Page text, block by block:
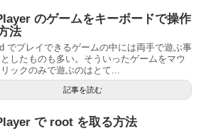
のゲームをキーボードで操作
法
でプレイできるゲームの中には両手で遊ぶ事
したものも多い。そういったゲームをマウ
ックのみで遊ぶのはとて...
記事を読む
で root を取る方法